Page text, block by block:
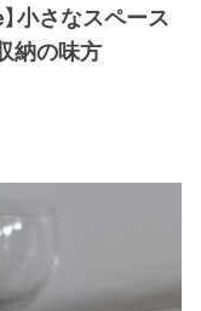
小さなスペース
納の味方